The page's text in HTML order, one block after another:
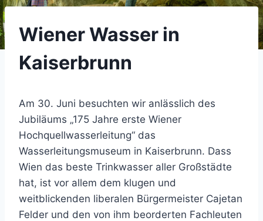
Wiener Wasser in
Kaiserbrunn
Am 30. Juni besuchten wir anlässlich des
Jubiläums „175 Jahre erste Wiener
Hochquellwasserleitung“ das
Wasserleitungsmuseum in Kaiserbrunn. Dass
Wien das beste Trinkwasser aller Großstädte
hat, ist vor allem dem klugen und
weitblickenden liberalen Bürgermeister Cajetan
Felder und den von ihm beorderten Fachleuten